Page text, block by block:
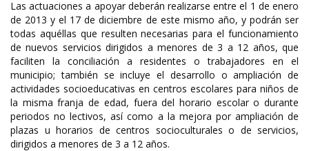
Las actuaciones a apoyar deberán realizarse entre el 1 de enero
de 2013 y el 17 de diciembre de este mismo año, y podrán ser
todas aquéllas que resulten necesarias para el funcionamiento
de nuevos servicios dirigidos a menores de 3 a 12 años, que
faciliten la conciliación a residentes o trabajadores en el
municipio; también se incluye el desarrollo o ampliación de
actividades socioeducativas en centros escolares para niños de
la misma franja de edad, fuera del horario escolar o durante
periodos no lectivos, así como a la mejora por ampliación de
plazas u horarios de centros socioculturales o de servicios,
dirigidos a menores de 3 a 12 años.